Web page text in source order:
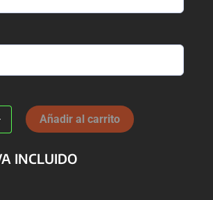
Añadir al carrito
INCLUIDO